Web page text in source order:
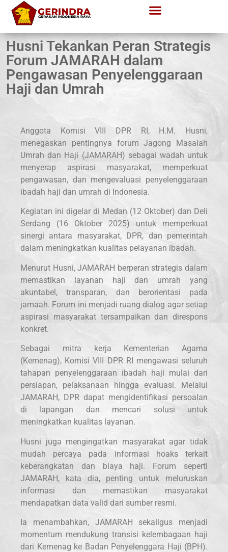
Husni Tekankan Peran Strategis
Forum JAMARAH dalam
Pengawasan Penyelenggaraan
Haji dan Umrah
Anggota Komisi VIII DPR RI, H.M. Husni,
menegaskan pentingnya forum Jagong Masalah
Umrah dan Haji (JAMARAH) sebagai wadah untuk
menyerap aspirasi masyarakat, memperkuat
pengawasan, dan mengevaluasi penyelenggaraan
ibadah haji dan umrah di Indonesia.
Kegiatan ini digelar di Medan (12 Oktober) dan Deli
Serdang (16 Oktober 2025) untuk memperkuat
sinergi antara masyarakat, DPR, dan pemerintah
dalam meningkatkan kualitas pelayanan ibadah.
Menurut Husni, JAMARAH berperan strategis dalam
memastikan layanan haji dan umrah yang
akuntabel, transparan, dan berorientasi pada
jamaah. Forum ini menjadi ruang dialog agar setiap
aspirasi masyarakat tersampaikan dan direspons
konkret.
Sebagai mitra kerja Kementerian Agama
(Kemenag), Komisi VIII DPR RI mengawasi seluruh
tahapan penyelenggaraan ibadah haji mulai dari
persiapan, pelaksanaan hingga evaluasi. Melalui
JAMARAH, DPR dapat mengidentifikasi persoalan
di lapangan dan mencari solusi untuk
meningkatkan kualitas layanan.
Husni juga mengingatkan masyarakat agar tidak
mudah percaya pada informasi hoaks terkait
keberangkatan dan biaya haji. Forum seperti
JAMARAH, kata dia, penting untuk meluruskan
informasi dan memastikan masyarakat
mendapatkan data valid dari sumber resmi.
Ia menambahkan, JAMARAH sekaligus menjadi
momentum mendukung transisi kelembagaan haji
dari Kemenag ke Badan Penyelenggara Haji (BPH).